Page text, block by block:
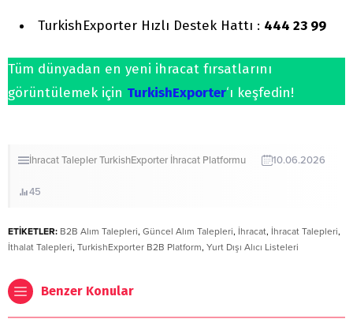
TurkishExporter Hızlı Destek Hattı : 444 23 99
Tüm dünyadan en yeni ihracat fırsatlarını
görüntülemek için TurkishExporter‘ı keşfedin!
İhracatTaleplerTurkishExporter İhracat Platformu 10.06.2026
45
ETİKETLER: B2B Alım Talepleri, Güncel Alım Talepleri, İhracat, İhracat Talepleri,
İthalat Talepleri, TurkishExporter B2B Platform, Yurt Dışı Alıcı Listeleri
Benzer Konular